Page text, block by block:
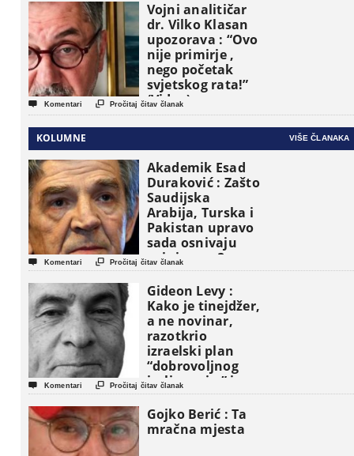
Vojni analitičar
dr. Vilko Klasan
upozorava : “Ovo
nije primirje ,
nego početak
svjetskog rata!”
(Video)
 Komentari  Pročitaj čitav članak
KOLUMNE VIŠE ČLANAKA
Akademik Esad
Duraković : Zašto
Saudijska
Arabija, Turska i
Pakistan upravo
sada osnivaju
vojni savez?
 Komentari  Pročitaj čitav članak
Gideon Levy :
Kako je tinejdžer,
a ne novinar,
razotkrio
izraelski plan
“dobrovoljnog
iseljavanja ” iz
Gaze
 Komentari  Pročitaj čitav članak
Gojko Berić : Ta
mračna mjesta